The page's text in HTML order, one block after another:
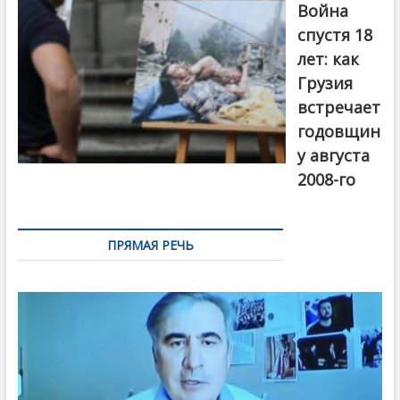
Первый канал
Война
спустя 18
лет: как
Грузия
встречает
годовщин
у августа
2008-го
ПРЯМАЯ РЕЧЬ